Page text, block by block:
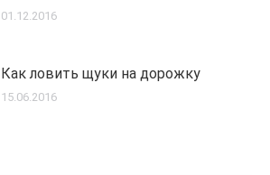
01.12.2016
Как ловить щуки на дорожку
15.06.2016